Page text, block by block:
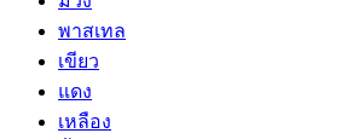
พาสเทล
เขียว
แดง
เหลือง